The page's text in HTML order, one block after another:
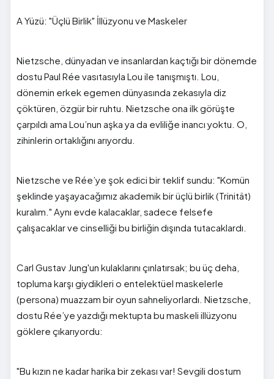
A Yüzü: "Üçlü Birlik" İllüzyonu ve Maskeler
Nietzsche, dünyadan ve insanlardan kaçtığı bir dönemde
dostu Paul Rée vasıtasıyla Lou ile tanışmıştı. Lou,
dönemin erkek egemen dünyasında zekasıyla diz
çöktüren, özgür bir ruhtu. Nietzsche ona ilk görüşte
çarpıldı ama Lou’nun aşka ya da evliliğe inancı yoktu. O,
zihinlerin ortaklığını arıyordu.
Nietzsche ve Rée’ye şok edici bir teklif sundu: "Komün
şeklinde yaşayacağımız akademik bir üçlü birlik (Trinität)
kuralım." Aynı evde kalacaklar, sadece felsefe
çalışacaklar ve cinselliği bu birliğin dışında tutacaklardı.
Carl Gustav Jung'un kulaklarını çınlatırsak; bu üç deha,
topluma karşı giydikleri o entelektüel maskelerle
(persona) muazzam bir oyun sahneliyorlardı. Nietzsche,
dostu Rée’ye yazdığı mektupta bu maskeli illüzyonu
göklere çıkarıyordu:
"Bu kızın ne kadar harika bir zekası var! Sevgili dostum